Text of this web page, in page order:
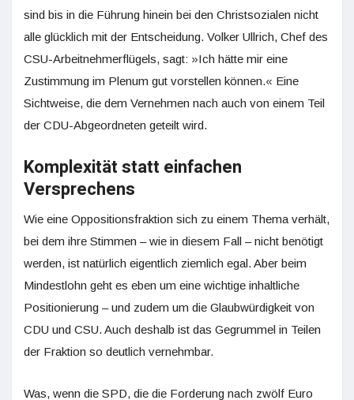
sind bis in die Führung hinein bei den Christsozialen nicht
alle glücklich mit der Entscheidung. Volker Ullrich, Chef des
CSU-Arbeitnehmerflügels, sagt: »Ich hätte mir eine
Zustimmung im Plenum gut vorstellen können.« Eine
Sichtweise, die dem Vernehmen nach auch von einem Teil
der CDU-Abgeordneten geteilt wird.
Komplexität statt einfachen
Versprechens
Wie eine Oppositionsfraktion sich zu einem Thema verhält,
bei dem ihre Stimmen – wie in diesem Fall – nicht benötigt
werden, ist natürlich eigentlich ziemlich egal. Aber beim
Mindestlohn geht es eben um eine wichtige inhaltliche
Positionierung – und zudem um die Glaubwürdigkeit von
CDU und CSU. Auch deshalb ist das Gegrummel in Teilen
der Fraktion so deutlich vernehmbar.
Was, wenn die SPD, die die Forderung nach zwölf Euro